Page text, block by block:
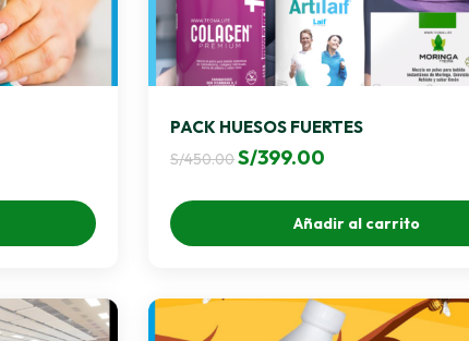
PACK HUESOS FUERTES
S/450.00El
original
era:
S/399.00
actual
es:
Añadir al carrito